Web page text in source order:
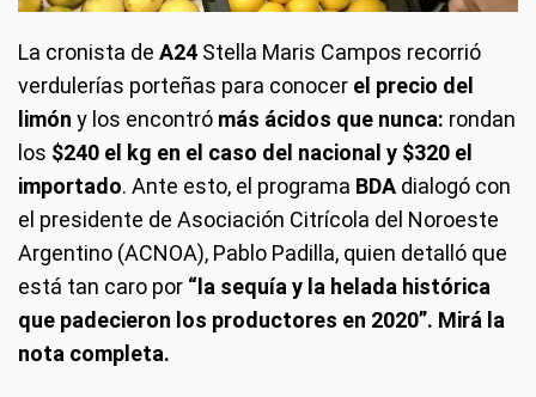
La cronista de A24 Stella Maris Campos recorrió
verdulerías porteñas para conocer el precio del
limón y los encontró más ácidos que nunca: rondan
los $240 el kg en el caso del nacional y $320 el
importado. Ante esto, el programa BDA dialogó con
el presidente de Asociación Citrícola del Noroeste
Argentino (ACNOA), Pablo Padilla, quien detalló que
está tan caro por “la sequía y la helada histórica
que padecieron los productores en 2020”. Mirá la
nota completa.